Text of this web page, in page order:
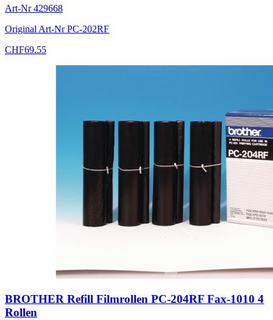
Art-Nr429668
Original Art-NrPC-202RF
CHF69.55
BROTHER Refill Filmrollen PC-204RF Fax-1010 4
Rollen